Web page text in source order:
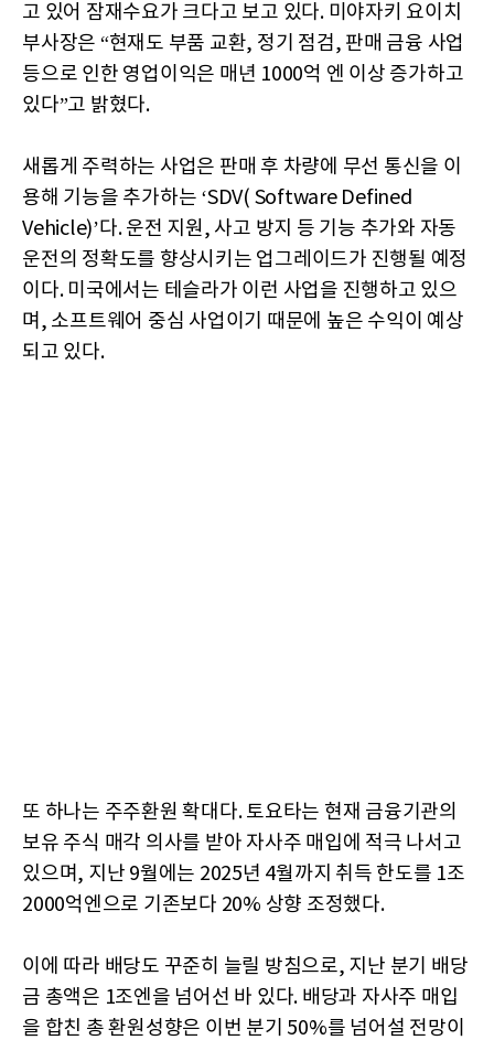
고 있어 잠재수요가 크다고 보고 있다. 미야자키 요이치
부사장은 “현재도 부품 교환, 정기 점검, 판매 금융 사업
등으로 인한 영업이익은 매년 1000억 엔 이상 증가하고
있다”고 밝혔다.
새롭게 주력하는 사업은 판매 후 차량에 무선 통신을 이
용해 기능을 추가하는 ‘SDV( Software Defined
Vehicle)’다. 운전 지원, 사고 방지 등 기능 추가와 자동
운전의 정확도를 향상시키는 업그레이드가 진행될 예정
이다. 미국에서는 테슬라가 이런 사업을 진행하고 있으
며, 소프트웨어 중심 사업이기 때문에 높은 수익이 예상
되고 있다.
또 하나는 주주환원 확대다. 토요타는 현재 금융기관의
보유 주식 매각 의사를 받아 자사주 매입에 적극 나서고
있으며, 지난 9월에는 2025년 4월까지 취득 한도를 1조
2000억엔으로 기존보다 20% 상향 조정했다.
이에 따라 배당도 꾸준히 늘릴 방침으로, 지난 분기 배당
금 총액은 1조엔을 넘어선 바 있다. 배당과 자사주 매입
을 합친 총 환원성향은 이번 분기 50%를 넘어설 전망이